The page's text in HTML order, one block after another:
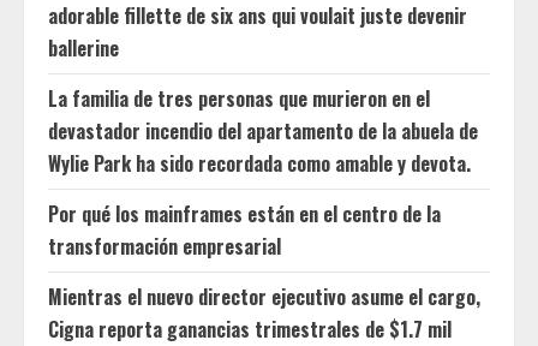
adorable fillette de six ans qui voulait juste devenir
ballerine
La familia de tres personas que murieron en el
devastador incendio del apartamento de la abuela de
Wylie Park ha sido recordada como amable y devota.
Por qué los mainframes están en el centro de la
transformación empresarial
Mientras el nuevo director ejecutivo asume el cargo,
Cigna reporta ganancias trimestrales de $1.7 mil